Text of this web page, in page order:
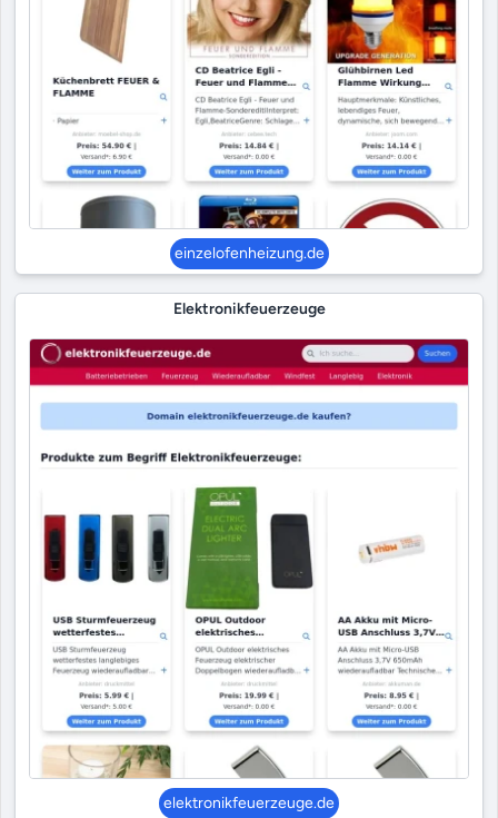
einzelofenheizung.de
Elektronikfeuerzeuge
elektronikfeuerzeuge.de